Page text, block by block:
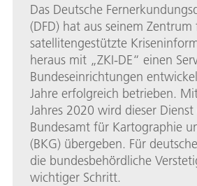
Das Deutsche
(DFD) hat aus seinem Zentrum
satellitengestützte
heraus mit „ZKI-DE“ einen
Bundeseinrichtungen
Jahre erfolgreich betrieben.
Jahres 2020 wird dieser Dienst
Bundesamt für Kartographie
(BKG) übergeben. Für
die bundesbehördliche
wichtiger Schritt.